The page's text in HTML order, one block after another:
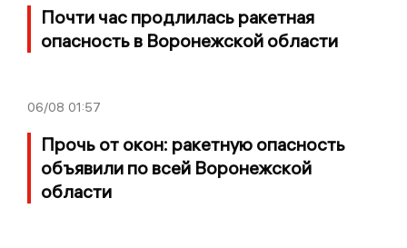
Почти час продлилась ракетная
опасность в Воронежской области
06/08 01:57
Прочь от окон: ракетную опасность
объявили по всей Воронежской
области